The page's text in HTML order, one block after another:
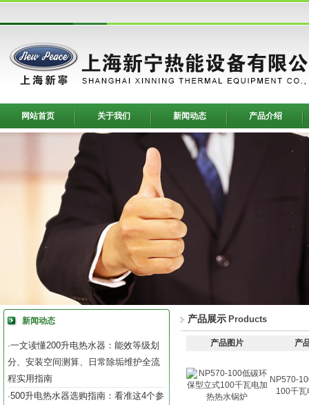
网站首页 关于我们 新闻动态 产品介绍
新闻动态
·一文读懂200升电热水器：能效等级划
分、安装空间测算、日常除垢维护全流
程实用指南
·500升电热水器选购指南：看准这4个参
产品展示 Products
产品图片 产
NP570-
100千瓦